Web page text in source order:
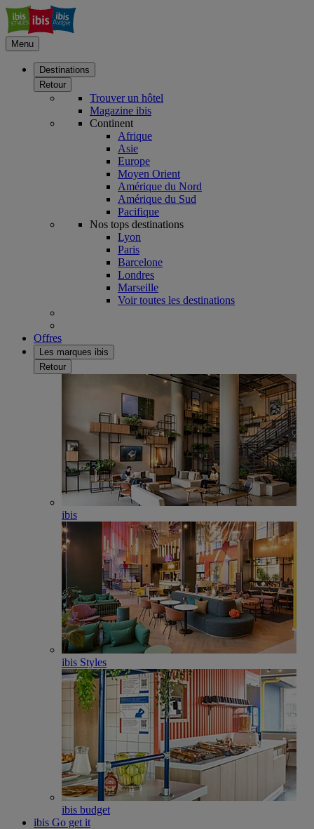
Menu
Destinations
Retour
Trouver un hôtel
Magazine ibis
Continent
Afrique
Asie
Europe
Moyen Orient
Amérique du Nord
Amérique du Sud
Pacifique
Nos tops destinations
Lyon
Paris
Barcelone
Londres
Marseille
Voir toutes les destinations
Offres
Les marques ibis
Retour
ibis
ibis Styles
ibis budget
ibis Go get it